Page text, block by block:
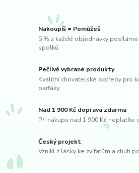
Nakoupíš = Pomůžeš
5 % z každé objednávky
spolků.
Pečlivě vybrané produkty
Kvalitní chovatelské potřeby pro
parťáky.
Nad 1 900 Kč doprava zdarma
Při nákupu nad 1 900 Kč neplatíte
Český projekt
Vznikl z lásky ke zvířatům a chuti